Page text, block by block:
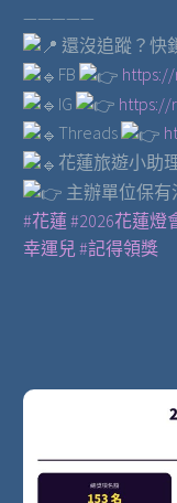
—————
還沒追蹤？快
FB
IG
https://
Threads
花蓮旅遊小助
主辦單位保
#花蓮 #2026花蓮燈
幸運兒 #記得領獎